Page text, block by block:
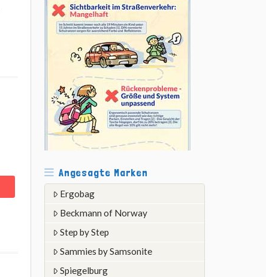
Angesagte Marken
Ergobag
Beckmann of Norway
Step by Step
Sammies by Samsonite
Spiegelburg